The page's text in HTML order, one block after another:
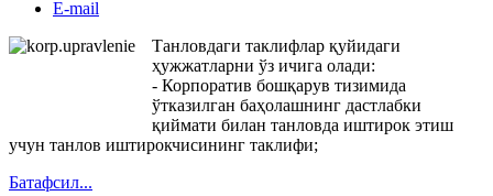
E-mail
Танловдаги таклифлар қуйидаги
ҳужжатларни ўз ичига олади:
- Корпоратив бошқарув тизимида
ўтказилган баҳолашнинг дастлабки
қиймати билан танловда иштирок этиш
учун танлов иштирокчисининг таклифи;
Батафсил...